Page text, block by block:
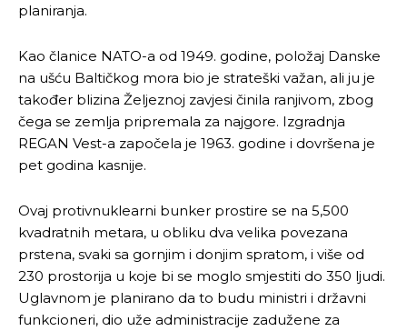
planiranja.
Kao članice NATO-a od 1949. godine, položaj Danske
na ušću Baltičkog mora bio je strateški važan, ali ju je
također blizina Željeznoj zavjesi činila ranjivom, zbog
čega se zemlja pripremala za najgore. Izgradnja
REGAN Vest-a započela je 1963. godine i dovršena je
pet godina kasnije.
Ovaj protivnuklearni bunker prostire se na 5,500
kvadratnih metara, u obliku dva velika povezana
prstena, svaki sa gornjim i donjim spratom, i više od
230 prostorija u koje bi se moglo smjestiti do 350 ljudi.
Uglavnom je planirano da to budu ministri i državni
funkcioneri, dio uže administracije zadužene za